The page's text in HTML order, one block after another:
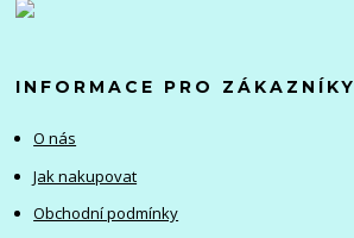
INFORMACE PRO ZÁKAZNÍKY
O nás
Jak nakupovat
Obchodní podmínky